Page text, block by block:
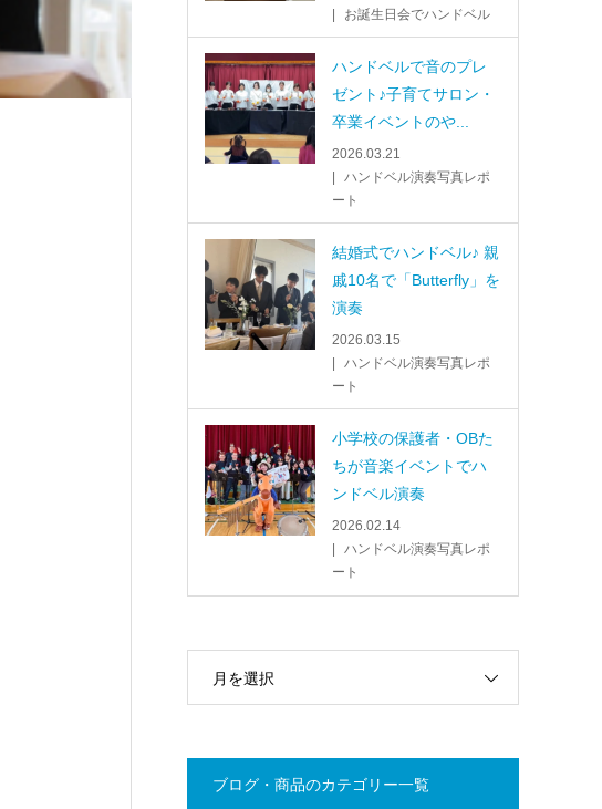
お誕生日会でハンドベル
ハンドベルで音のプレ
ゼント♪子育てサロン・
卒業イベントのや...
2026.03.21
ハンドベル演奏写真レポ
ート
結婚式でハンドベル♪ 親
戚10名で「Butterfly」を
演奏
2026.03.15
ハンドベル演奏写真レポ
ート
小学校の保護者・OBた
ちが音楽イベントでハ
ンドベル演奏
2026.02.14
ハンドベル演奏写真レポ
ート
月を選択
ブログ・商品のカテゴリー一覧